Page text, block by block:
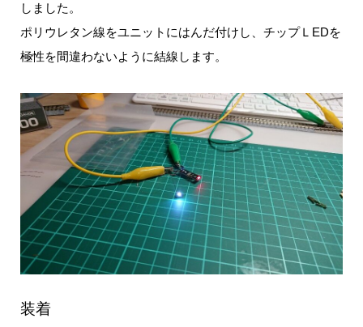
しました。
ポリウレタン線をユニットにはんだ付けし、チップＬEDを
極性を間違わないように結線します。
装着